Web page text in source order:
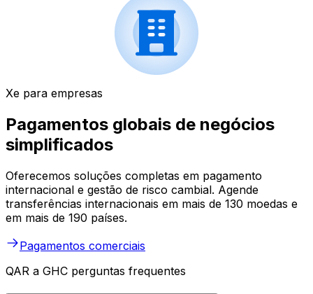
Xe para empresas
Pagamentos globais de negócios
simplificados
Oferecemos soluções completas em pagamento
internacional e gestão de risco cambial. Agende
transferências internacionais em mais de 130 moedas e
em mais de 190 países.
Pagamentos comerciais
QAR a GHC perguntas frequentes